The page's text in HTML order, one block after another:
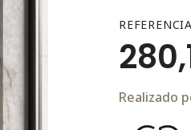
Realizado